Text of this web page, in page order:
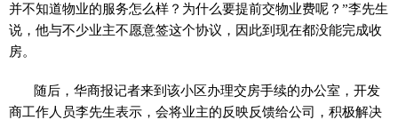
并不知道物业的服务怎么样？为什么要提前交物业费呢？”李先生
说，他与不少业主不愿意签这个协议，因此到现在都没能完成收
房。
随后，华商报记者来到该小区办理交房手续的办公室，开发
商工作人员李先生表示，会将业主的反映反馈给公司，积极解决